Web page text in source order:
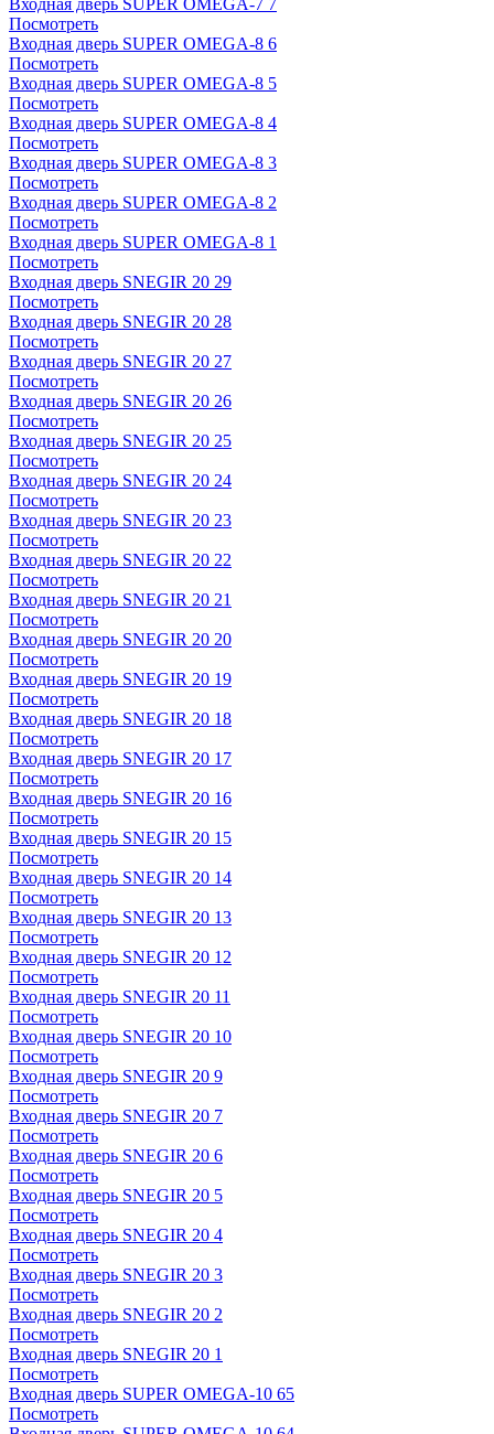
Посмотреть
Входная дверь SUPER OMEGA-8 6
Посмотреть
Входная дверь SUPER OMEGA-8 5
Посмотреть
Входная дверь SUPER OMEGA-8 4
Посмотреть
Входная дверь SUPER OMEGA-8 3
Посмотреть
Входная дверь SUPER OMEGA-8 2
Посмотреть
Входная дверь SUPER OMEGA-8 1
Посмотреть
Входная дверь SNEGIR 20 29
Посмотреть
Входная дверь SNEGIR 20 28
Посмотреть
Входная дверь SNEGIR 20 27
Посмотреть
Входная дверь SNEGIR 20 26
Посмотреть
Входная дверь SNEGIR 20 25
Посмотреть
Входная дверь SNEGIR 20 24
Посмотреть
Входная дверь SNEGIR 20 23
Посмотреть
Входная дверь SNEGIR 20 22
Посмотреть
Входная дверь SNEGIR 20 21
Посмотреть
Входная дверь SNEGIR 20 20
Посмотреть
Входная дверь SNEGIR 20 19
Посмотреть
Входная дверь SNEGIR 20 18
Посмотреть
Входная дверь SNEGIR 20 17
Посмотреть
Входная дверь SNEGIR 20 16
Посмотреть
Входная дверь SNEGIR 20 15
Посмотреть
Входная дверь SNEGIR 20 14
Посмотреть
Входная дверь SNEGIR 20 13
Посмотреть
Входная дверь SNEGIR 20 12
Посмотреть
Входная дверь SNEGIR 20 11
Посмотреть
Входная дверь SNEGIR 20 10
Посмотреть
Входная дверь SNEGIR 20 9
Посмотреть
Входная дверь SNEGIR 20 7
Посмотреть
Входная дверь SNEGIR 20 6
Посмотреть
Входная дверь SNEGIR 20 5
Посмотреть
Входная дверь SNEGIR 20 4
Посмотреть
Входная дверь SNEGIR 20 3
Посмотреть
Входная дверь SNEGIR 20 2
Посмотреть
Входная дверь SNEGIR 20 1
Посмотреть
Входная дверь SUPER OMEGA-10 65
Посмотреть